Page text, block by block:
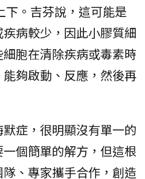
下。吉芬說，這可能是
病較少，因此小膠質細
胞在清除疾病或毒素時
夠啟動、反應，然後再
症，很明顯沒有單一的
個簡單的解方，但這根
、專家攜手合作，創造